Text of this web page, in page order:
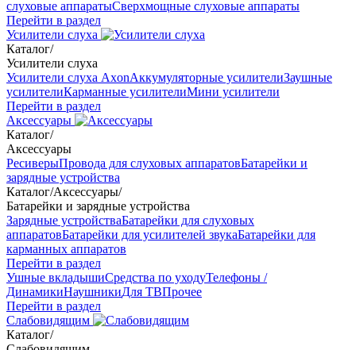
слуховые аппаратыСверхмощные слуховые аппараты
Перейти в раздел
Усилители слуха
Каталог/
Усилители слуха
Усилители слуха AxonАккумуляторные усилителиЗаушные
усилителиКарманные усилителиМини усилители
Перейти в раздел
Аксессуары
Каталог/
Аксессуары
РесиверыПровода для слуховых аппаратовБатарейки и
зарядные устройства
Каталог/Аксессуары/
Батарейки и зарядные устройства
Зарядные устройстваБатарейки для слуховых
аппаратовБатарейки для усилителей звукаБатарейки для
карманных аппаратов
Перейти в раздел
Ушные вкладышиСредства по уходуТелефоны /
ДинамикиНаушникиДля ТВПрочее
Перейти в раздел
Слабовидящим
Каталог/